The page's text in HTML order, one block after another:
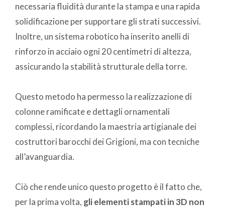
necessaria fluidità durante la stampa e una rapida
solidificazione per supportare gli strati successivi.
Inoltre, un sistema robotico ha inserito anelli di
rinforzo in acciaio ogni 20 centimetri di altezza,
assicurando la stabilità strutturale della torre.
Questo metodo ha permesso la realizzazione di
colonne ramificate e dettagli ornamentali
complessi, ricordando la maestria artigianale dei
costruttori barocchi dei Grigioni, ma con tecniche
all’avanguardia.
Ciò che rende unico questo progetto è il fatto che,
per la prima volta, gli elementi stampati in 3D non